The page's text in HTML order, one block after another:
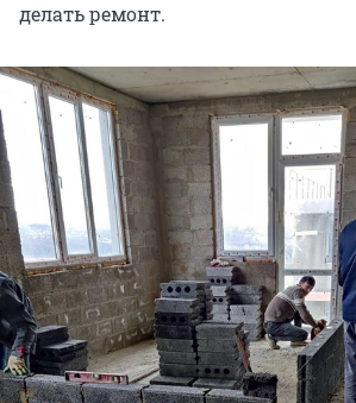
делать ремонт.